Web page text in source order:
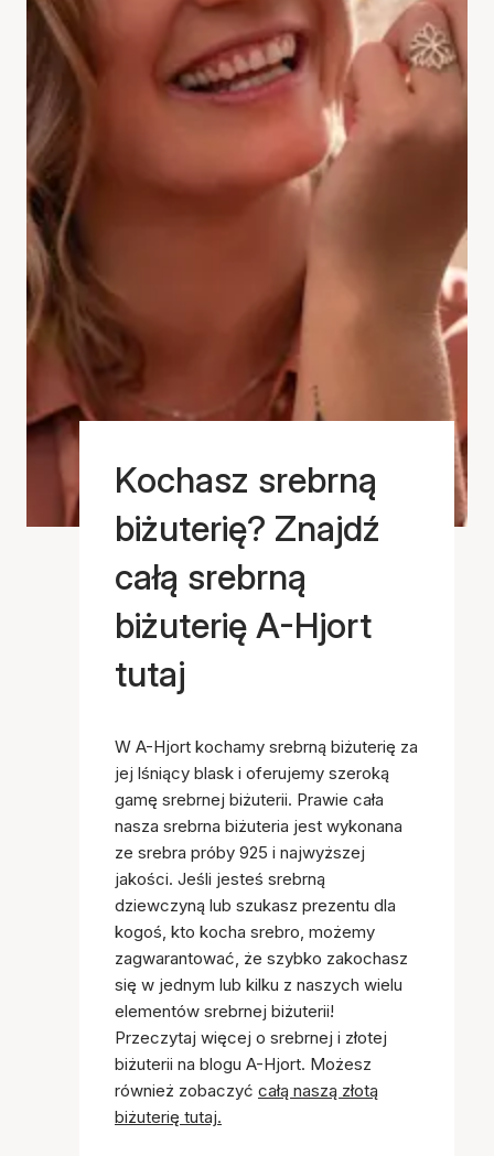
Kochasz srebrną
biżuterię? Znajdź
całą srebrną
biżuterię A-Hjort
tutaj
W A-Hjort kochamy srebrną biżuterię za
jej lśniący blask i oferujemy szeroką
gamę srebrnej biżuterii. Prawie cała
nasza srebrna biżuteria jest wykonana
ze srebra próby 925 i najwyższej
jakości. Jeśli jesteś srebrną
dziewczyną lub szukasz prezentu dla
kogoś, kto kocha srebro, możemy
zagwarantować, że szybko zakochasz
się w jednym lub kilku z naszych wielu
elementów srebrnej biżuterii!
Przeczytaj więcej o srebrnej i złotej
biżuterii na blogu A-Hjort. Możesz
również zobaczyć całą naszą złotą
biżuterię tutaj.